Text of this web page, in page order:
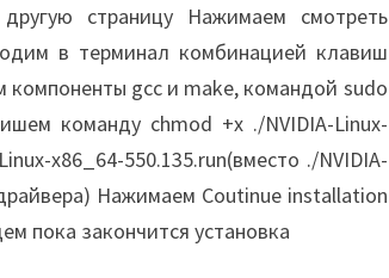
страницу Нажимаем смотреть
в терминал комбинацией клавиш
компоненты gcc и make, командой sudo
команду chmod +x ./NVIDIA-Linux-
x86_64-550.135.run(вместо ./NVIDIA-
Нажимаем Coutinue installation
пока закончится установка